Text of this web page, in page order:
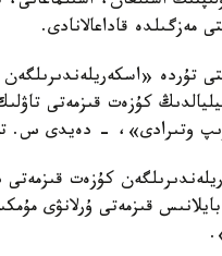
مەزگىلدە قاداعالانادى.
تۇردە
كۇزەت قىزمەتى
وتىرادى»، - دەيدى س.
كۇزەت قىزمەتى
قىزمەتى ۇرلانۋى